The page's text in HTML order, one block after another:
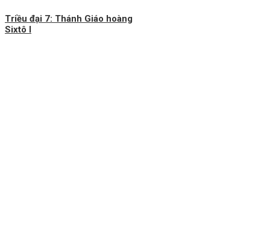
Triều đại 7: Thánh Giáo hoàng
Sixtô I